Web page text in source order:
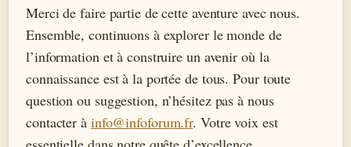
Merci de faire partie de cette aventure avec nous.
Ensemble, continuons à explorer le monde de
l’information et à construire un avenir où la
connaissance est à la portée de tous. Pour toute
question ou suggestion, n’hésitez pas à nous
contacter à info@infoforum.fr. Votre voix est